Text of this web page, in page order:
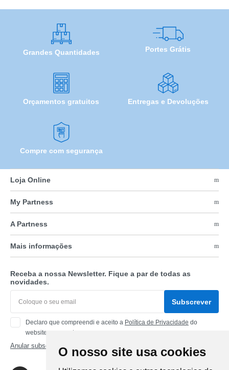
O nosso site usa cookies
Grandes Quantidades Portes Grátis
Orçamentos gratuitos Entregas e Devoluções
Compre com segurança
Loja Online
My Partness
A Partness
Mais informações
Receba a nossa Newsletter. Fique a par de todas as
novidades.
Subscrever
Declaro que compreendi e aceito a Política de Privacidade do
website www.partness.com
Anular subscrição